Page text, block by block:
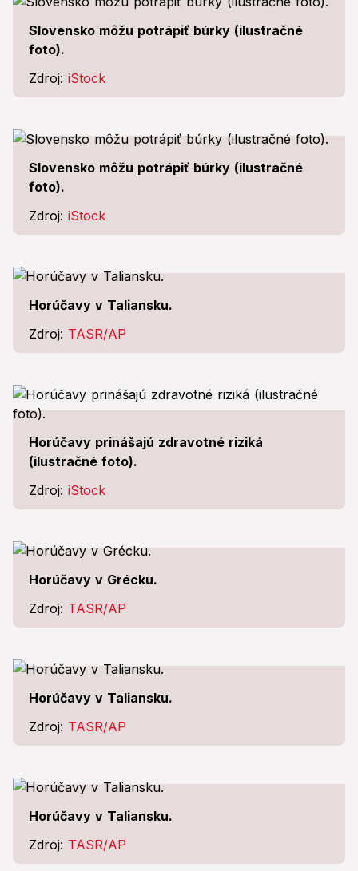
Slovensko môžu potrápiť búrky (ilustračné
foto).
Zdroj: iStock
Slovensko môžu potrápiť búrky (ilustračné
foto).
Zdroj: iStock
Horúčavy v Taliansku.
Zdroj: TASR/AP
Horúčavy prinášajú zdravotné riziká
(ilustračné foto).
Zdroj: iStock
Horúčavy v Grécku.
Zdroj: TASR/AP
Horúčavy v Taliansku.
Zdroj: TASR/AP
Horúčavy v Taliansku.
Zdroj: TASR/AP